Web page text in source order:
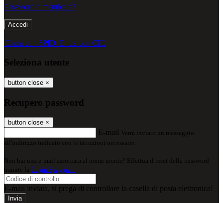
Password dimenticata?
-
Entra con SPID Entra con CIE
Seleziona utente
button close ×
Recupero password
button close ×
E-mail Verrà inviato un messaggio
all'indirizzo indicato con le istruzioni necessarie.
Non hai una e-mail associata al nome utente? Effettua il reset della password
tramite la Login Spaggiari
E-mail inviata, si prega di controllare la casella di posta elettronica!